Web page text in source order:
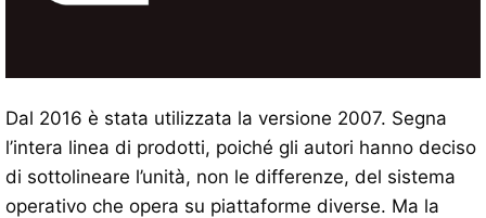
Dal 2016 è stata utilizzata la versione 2007. Segna
l’intera linea di prodotti, poiché gli autori hanno deciso
di sottolineare l’unità, non le differenze, del sistema
operativo che opera su piattaforme diverse. Ma la